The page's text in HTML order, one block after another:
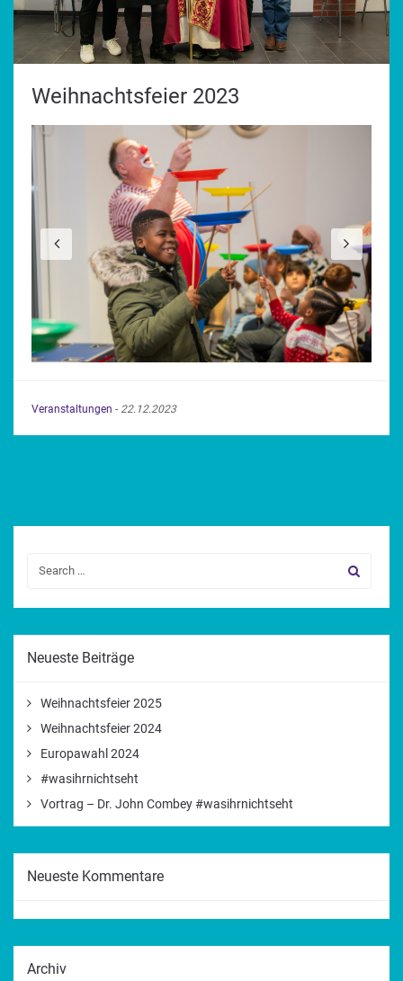
Weihnachtsfeier 2023
Veranstaltungen - 22.12.2023
Neueste Beiträge
Weihnachtsfeier 2025
Weihnachtsfeier 2024
Europawahl 2024
#wasihrnichtseht
Vortrag – Dr. John Combey #wasihrnichtseht
Neueste Kommentare
Archiv